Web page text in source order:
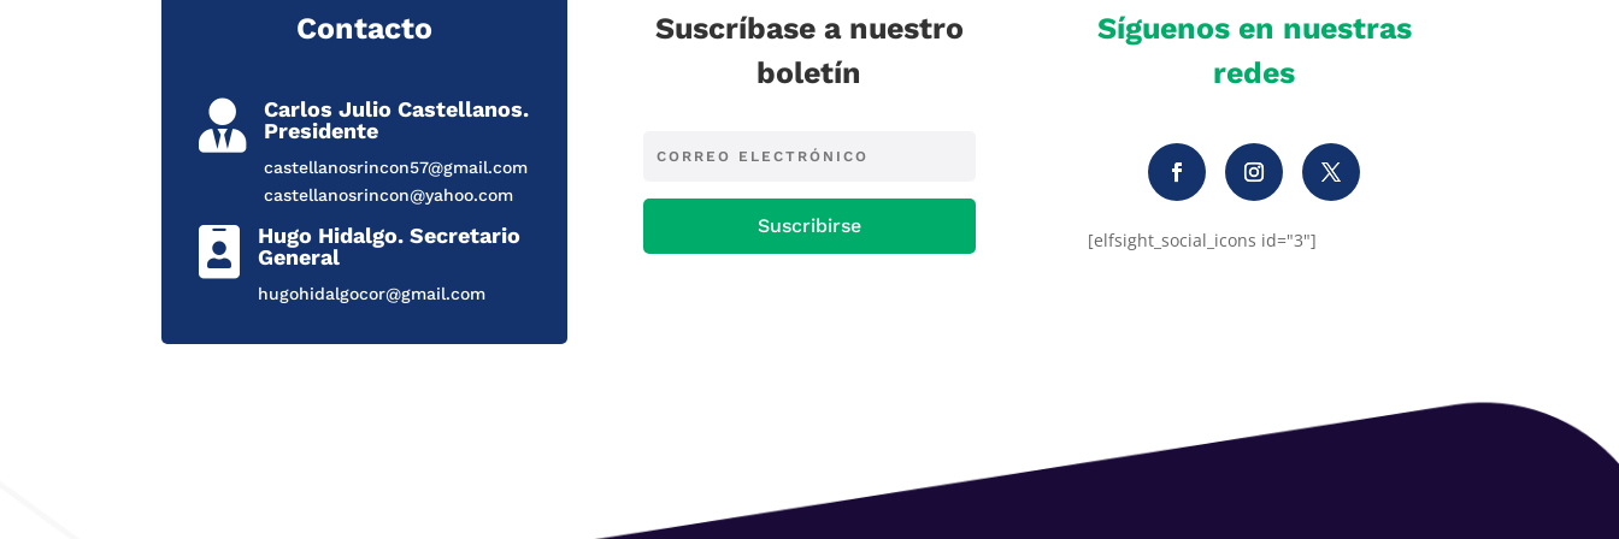
Contacto

Carlos Julio Castellanos.
Presidente
castellanosrincon57@gmail.com
castellanosrincon@yahoo.com

Hugo Hidalgo. Secretario
General
hugohidalgocor@gmail.com
Suscríbase a nuestro
boletín
Suscribirse
Síguenos en nuestras
redes
[elfsight_social_icons id="3"]